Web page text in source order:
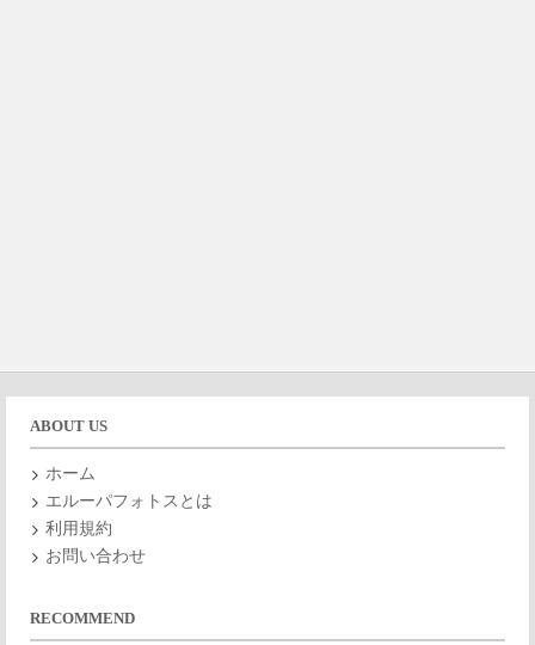
ABOUT US
ホーム
エルーパフォトスとは
利用規約
お問い合わせ
RECOMMEND